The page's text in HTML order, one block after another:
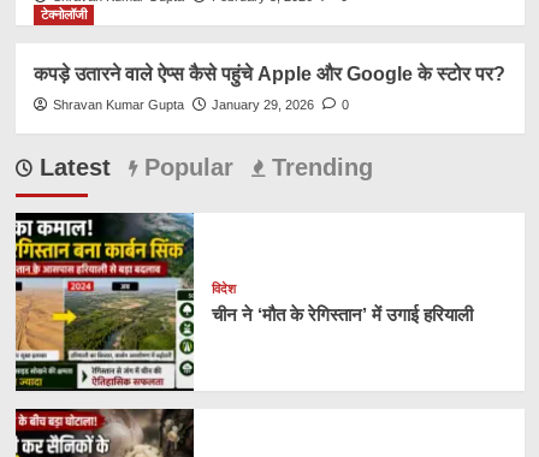
टेक्नोलॉजी
कपड़े उतारने वाले ऐप्स कैसे पहुंचे Apple और Google के स्टोर पर?
Shravan Kumar Gupta January 29, 2026 0
Latest Popular Trending
विदेश
चीन ने ‘मौत के रेगिस्तान’ में उगाई हरियाली